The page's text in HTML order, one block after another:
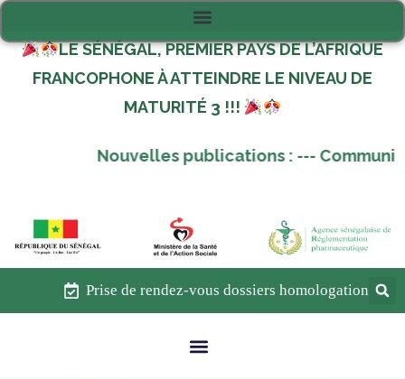
LE SÉNÉGAL, PREMIER PAYS DE L’AFRIQUE
FRANCOPHONE À ATTEINDRE LE NIVEAU DE
MATURITÉ 3 !!!
Nouvelles publications :---
Prise de rendez-vous dossiers homologation